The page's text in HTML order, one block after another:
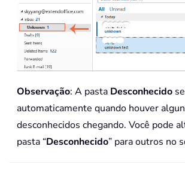
Observação: A pasta Desconhecido
automaticamente quando houver
desconhecidos chegando. Você pode
pasta “Desconhecido” para outros no